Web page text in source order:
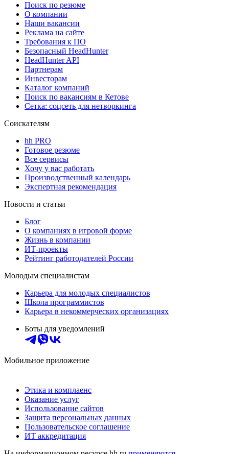
Поиск по резюме
О компании
Наши вакансии
Реклама на сайте
Требования к ПО
Безопасный HeadHunter
HeadHunter API
Партнерам
Инвесторам
Каталог компаний
Поиск по вакансиям в Кетове
Сетка: соцсеть для нетворкинга
Соискателям
hh PRO
Готовое резюме
Все сервисы
Хочу у вас работать
Производственный календарь
Экспертная рекомендация
Новости и статьи
Блог
О компаниях в игровой форме
Жизнь в компании
ИТ-проекты
Рейтинг работодателей России
Молодым специалистам
Карьера для молодых специалистов
Школа программистов
Карьера в некоммерческих организациях
Боты для уведомлений
Мобильное приложение
Этика и комплаенс
Оказание услуг
Использование сайтов
Защита персональных данных
Пользовательское соглашение
ИТ аккредитация